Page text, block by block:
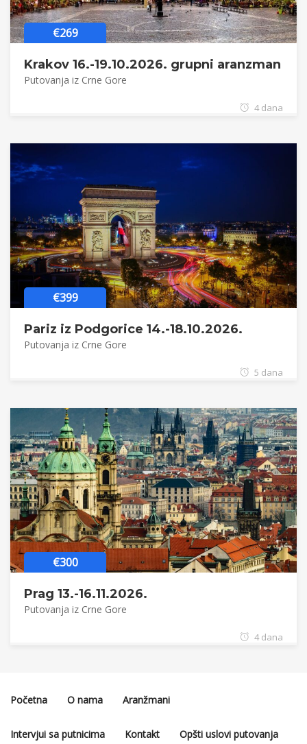
€269
Krakov 16.-19.10.2026. grupni aranzman
Putovanja iz Crne Gore
4 dana
€399
Pariz iz Podgorice 14.-18.10.2026.
Putovanja iz Crne Gore
5 dana
€300
Prag 13.-16.11.2026.
Putovanja iz Crne Gore
4 dana
Početna O nama Aranžmani
Intervjui sa putnicima Kontakt Opšti uslovi putovanja